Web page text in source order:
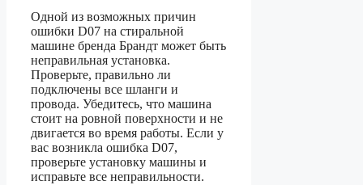
Одной из возможных причин
ошибки D07 на стиральной
машине бренда Брандт может быть
неправильная установка.
Проверьте, правильно ли
подключены все шланги и
провода. Убедитесь, что машина
стоит на ровной поверхности и не
двигается во время работы. Если у
вас возникла ошибка D07,
проверьте установку машины и
исправьте все неправильности.